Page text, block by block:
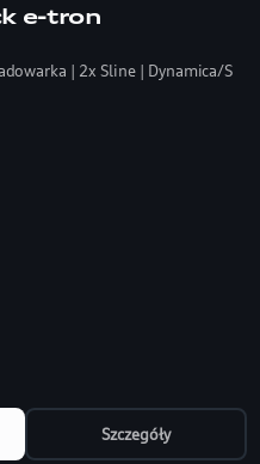
e-tron
| 2x Sline | Dynamica/
Szczegóły